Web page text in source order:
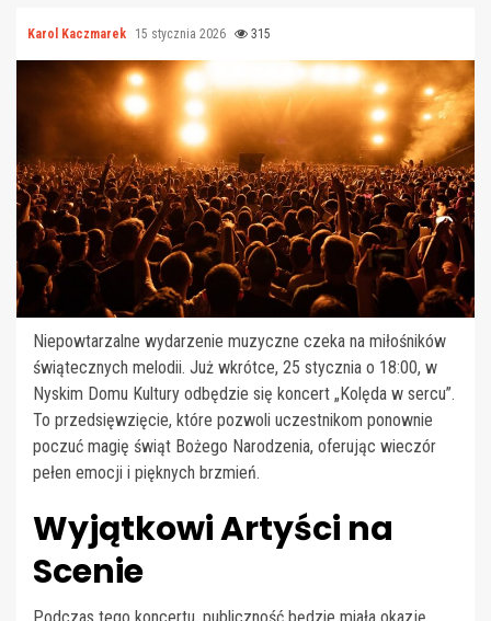
Karol Kaczmarek 15 stycznia 2026 315
Niepowtarzalne wydarzenie muzyczne czeka na miłośników
świątecznych melodii. Już wkrótce, 25 stycznia o 18:00, w
Nyskim Domu Kultury odbędzie się koncert „Kolęda w sercu”.
To przedsięwzięcie, które pozwoli uczestnikom ponownie
poczuć magię świąt Bożego Narodzenia, oferując wieczór
pełen emocji i pięknych brzmień.
Wyjątkowi Artyści na
Scenie